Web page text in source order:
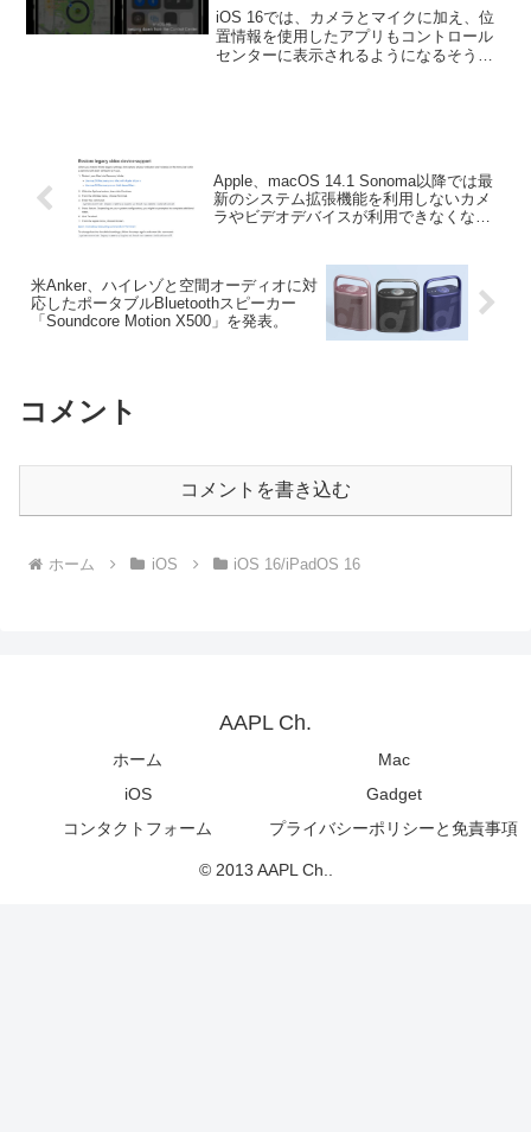
るように。
iOS 16では、カメラとマイクに加え、位
置情報を使用したアプリもコントロール
センターに表示されるようになるそうで
Apple、macOS 14.1 Sonoma以降では最
新のシステム拡張機能を利用しないカメ
ラやビデオデバイスが利用できなくなる
米Anker、ハイレゾと空間オーディオに対
応したポータブルBluetoothスピーカー
「Soundcore Motion X500」を発表。
コメント
コメントを書き込む
ホーム iOS iOS 16/iPadOS 16
AAPL Ch.
ホーム
Mac
iOS
Gadget
コンタクトフォーム
プライバシーポリシーと免責事項
© 2013 AAPL Ch..